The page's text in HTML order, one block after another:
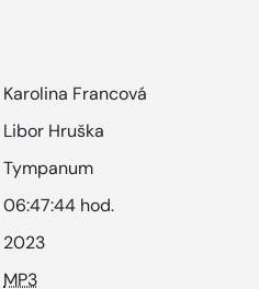
Karolina Francová
Libor Hruška
Tympanum
06:47:44 hod.
2023
MP3